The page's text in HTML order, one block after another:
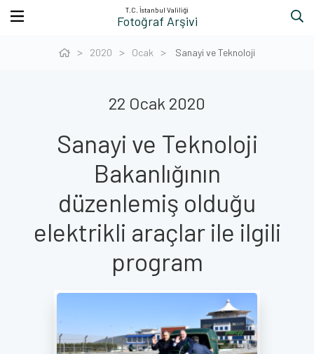
T.C. İstanbul Valiliği
Fotoğraf Arşivi
2020 Ocak Sanayi ve Teknoloji
22 Ocak 2020
Sanayi ve Teknoloji
Bakanlığının
düzenlemiş olduğu
elektrikli araçlar ile ilgili
program